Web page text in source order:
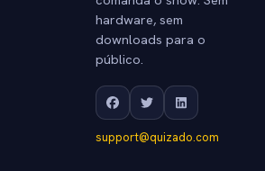
hardware, sem
downloads para o
público.
support@quizado.com